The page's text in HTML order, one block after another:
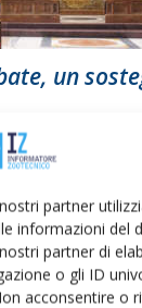
partner
informazioni del
partner di
o gli ID
acconsentire o
un